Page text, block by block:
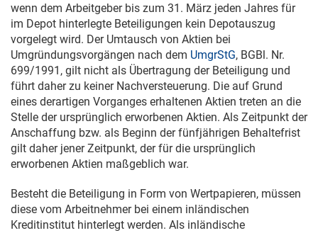
wenn dem Arbeitgeber bis zum 31. März jeden Jahres für
im Depot hinterlegte Beteiligungen kein Depotauszug
vorgelegt wird. Der Umtausch von Aktien bei
Umgründungsvorgängen nach dem UmgrStG, BGBl. Nr.
699/1991, gilt nicht als Übertragung der Beteiligung und
führt daher zu keiner Nachversteuerung. Die auf Grund
eines derartigen Vorganges erhaltenen Aktien treten an die
Stelle der ursprünglich erworbenen Aktien. Als Zeitpunkt der
Anschaffung bzw. als Beginn der fünfjährigen Behaltefrist
gilt daher jener Zeitpunkt, der für die ursprünglich
erworbenen Aktien maßgeblich war.
Besteht die Beteiligung in Form von Wertpapieren, müssen
diese vom Arbeitnehmer bei einem inländischen
Kreditinstitut hinterlegt werden. Als inländische